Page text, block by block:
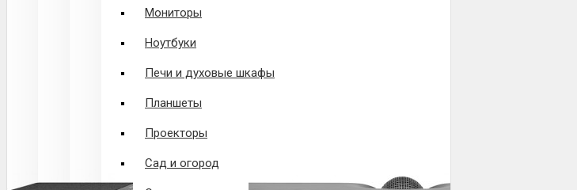
Мониторы
Ноутбуки
Печи и духовые шкафы
Планшеты
Проекторы
Сад и огород